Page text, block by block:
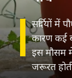
सर्दियों में
कारण कई
इस मौसम
जरूरत